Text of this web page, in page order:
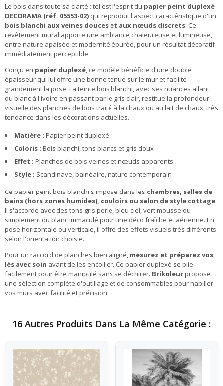
Le bois dans toute sa clarté : tel est l'esprit du papier peint duplexé
DECORAMA (réf. 05553-02) qui reproduit l'aspect caractéristique d'un
bois blanchi aux veines douces et aux nœuds discrets. Ce
revêtement mural apporte une ambiance chaleureuse et lumineuse,
entre nature apaisée et modernité épurée, pour un résultat décoratif
immédiatement perceptible.
Conçu en papier duplexé, ce modèle bénéficie d'une double
épaisseur qui lui offre une bonne tenue sur le mur et facilite
grandement la pose. La teinte bois blanchi, avec ses nuances allant
du blanc à l'ivoire en passant par le gris clair, restitue la profondeur
visuelle des planches de bois traité à la chaux ou au lait de chaux, très
tendance dans les décorations actuelles.
Matière : Papier peint duplexé
Coloris : Bois blanchi, tons blancs et gris doux
Effet : Planches de bois veines et nœuds apparents
Style : Scandinave, balnéaire, nature contemporain
Ce papier peint bois blanchi s'impose dans les chambres, salles de
bains (hors zones humides), couloirs ou salon de style cottage.
Il s'accorde avec des tons gris perle, bleu ciel, vert mousse ou
simplement du blanc immaculé pour une déco fraîche et aérienne. En
pose horizontale ou verticale, il offre des effets visuels très différents
selon l'orientation choisie.
Pour un raccord de planches bien aligné, mesurez et préparez vos
lés avec soin avant de les encollier. Ce papier duplexé se plie
facilement pour être manipulé sans se déchirer. Brikoleurpropose
une sélection complète d'outillage et de consommables pour habiller
vos murs avec facilité et précision.
16 Autres Produits Dans La Même Catégorie :